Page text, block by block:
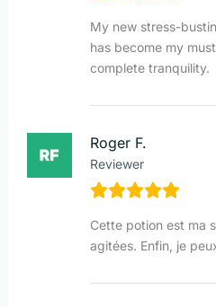
My new stress-
has become my
complete tranquility.
Roger F.
Reviewer
Cette potion est ma
agitées. Enfin, je